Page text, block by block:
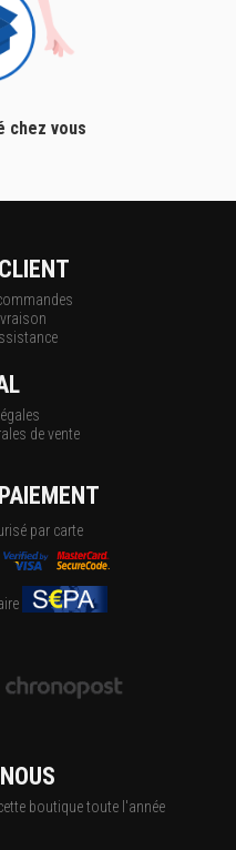
chez vous
de vente
par carte
boutique toute l'année